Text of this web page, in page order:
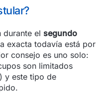
durante elsegundo
exacta todavía está por
consejo es uno solo:
son limitados
y este tipo de